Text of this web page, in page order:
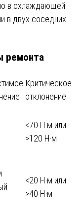
в охлаждающей
в двух соседних
ремонта
Критическое
отклонение
<70 Н·м или
>120 Н·м
<20 Н·м или
>40 Н·м